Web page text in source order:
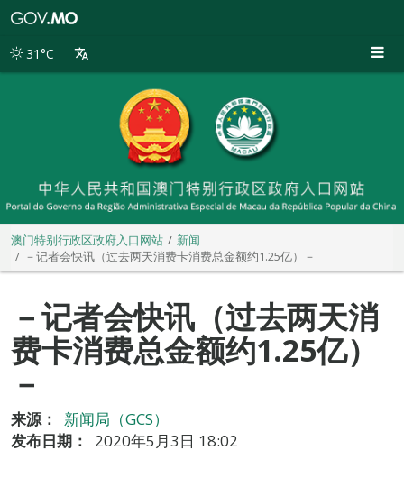
别
31°C
澳门特别行政区政府入口网站
新闻
－记者会快讯（过去两天消费卡消费总金额约1.25亿）－
－记者会快讯（过去两天消
费卡消费总金额约1.25亿）
－
来源：
新闻局（GCS）
发布日期：
2020年5月3日 18:02